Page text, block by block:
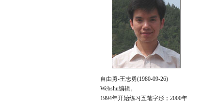
自由勇-王志勇(1980-09-26)
Webshu编辑。
1994年开始练习五笔字形；2000年